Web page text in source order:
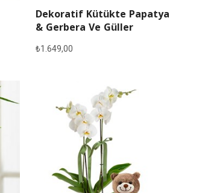
Dekoratif Kütükte Papatya
& Gerbera Ve Güller
₺1.649,00